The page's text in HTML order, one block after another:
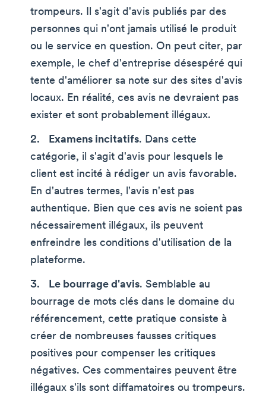
trompeurs. Il s'agit d'avis publiés par des
personnes qui n'ont jamais utilisé le produit
ou le service en question. On peut citer, par
exemple, le chef d'entreprise désespéré qui
tente d'améliorer sa note sur des sites d'avis
locaux. En réalité, ces avis ne devraient pas
exister et sont probablement illégaux.
Examens incitatifs. Dans cette
catégorie, il s'agit d'avis pour lesquels le
client est incité à rédiger un avis favorable.
En d'autres termes, l'avis n'est pas
authentique. Bien que ces avis ne soient pas
nécessairement illégaux, ils peuvent
enfreindre les conditions d'utilisation de la
plateforme.
Le bourrage d'avis. Semblable au
bourrage de mots clés dans le domaine du
référencement, cette pratique consiste à
créer de nombreuses fausses critiques
positives pour compenser les critiques
négatives. Ces commentaires peuvent être
illégaux s'ils sont diffamatoires ou trompeurs.